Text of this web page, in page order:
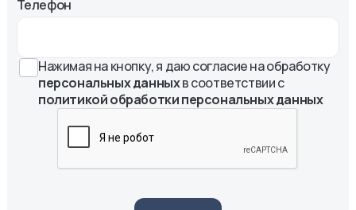
Телефон
Нажимая на кнопку, я даю согласие на обработку
персональных данныхв соответствии с
политикой обработки персональных данных